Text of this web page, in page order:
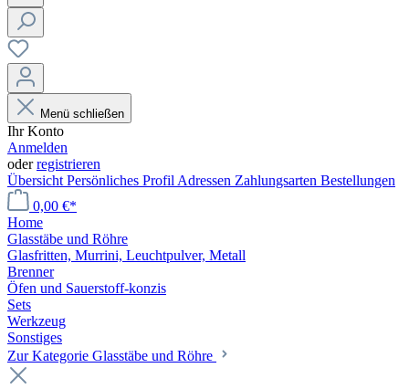
Menü schließen
Ihr Konto
Anmelden
oderregistrieren
Übersicht Persönliches Profil Adressen Zahlungsarten Bestellungen
0,00 €*
Home
Glasstäbe und Röhre
Glasfritten, Murrini, Leuchtpulver, Metall
Brenner
Öfen und Sauerstoff-konzis
Sets
Werkzeug
Sonstiges
Zur Kategorie Glasstäbe und Röhre